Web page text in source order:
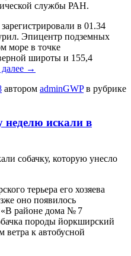
службы РАН.
в 01.34
Эпицентр подземных
море в точке
широты и 155,4
→
автором adminGWPв рубрике
неделю искали в
собачку, которую унесло
терьера его хозяева
оно появилось
«В районе дома № 7
породы йоркширский
ветра к автобусной